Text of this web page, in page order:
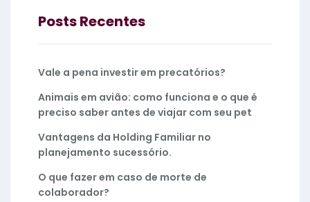
Posts Recentes
Vale a pena investir em precatórios?
Animais em avião: como funciona e o que é
preciso saber antes de viajar com seu pet
Vantagens da Holding Familiar no
planejamento sucessório.
O que fazer em caso de morte de
colaborador?